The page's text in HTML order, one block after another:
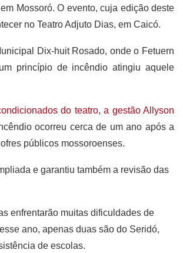
Mossoró. O evento, cuja edição deste
no Teatro Adjuto Dias, em Caicó.
Dix-huit Rosado, onde o Fetuern
princípio de incêndio atingiu aquele
do teatro, a gestão Allyson
ocorreu cerca de um ano após a
públicos mossoroenses.
e garantiu também a revisão das
enfrentarão muitas dificuldades de
ano, apenas duas são do Seridó,
de escolas.